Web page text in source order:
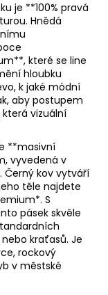
je **100% pravá
Hnědá
které se line
hloubku
k jaké módní
aby postupem
vizuální
**masivní
vyvedená v
kov vytváří
těle najdete
S
pásek skvěle
kraťasů. Je
rockový
v městské